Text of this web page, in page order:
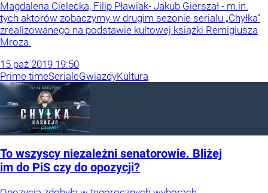
Magdalena Cielecka, Filip Pławiak- Jakub Gierszał - m.in.
tych aktorów zobaczymy w drugim sezonie serialu „Chyłka”
zrealizowanego na podstawie kultowej książki Remigiusza
Mroza.
15 paź 2019 19:50
Prime timeSerialeGwiazdyKultura
To wszyscy niezależni senatorowie. Bliżej
im do PiS czy do opozycji?